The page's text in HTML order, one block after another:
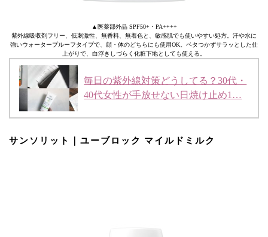
▲医薬部外品 SPF50+・PA++++
紫外線吸収剤フリー、低刺激性、無香料、無着色と、敏感肌でも使いやすい処方。汗や水に
強いウォータープルーフタイプで、顔・体のどちらにも使用OK。ベタつかずサラッとした仕
上がりで、白浮きしづらく化粧下地としても使える。
毎日の紫外線対策どうしてる？30代・
40代女性が手放せない日焼け止め1…
サンソリット｜ユーブロック マイルドミルク